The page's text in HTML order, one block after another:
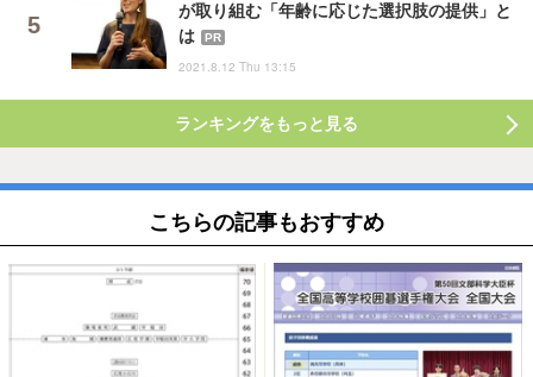
が取り組む「年齢に応じた選択肢の提供」と
は
PR
2021.8.12 Thu 13:15
ランキングをもっと見る
こちらの記事もおすすめ